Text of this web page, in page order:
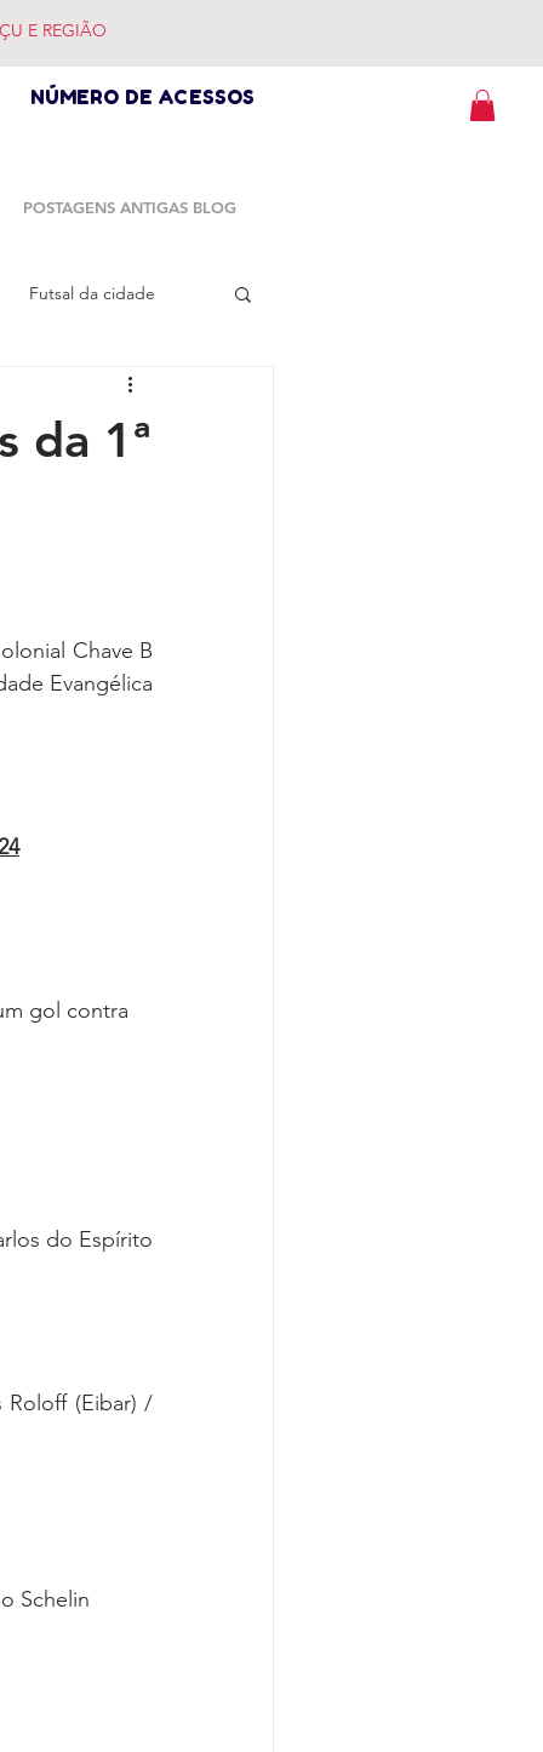
POSTAGENS ANTIGAS BLOG
E REGIÃO
NÚMERO DE ACESSOS
Futsal da cidade
da 1ª
Chave B
Evangélica
gol contra
do Espírito
Roloff (Eibar) /
Schelin